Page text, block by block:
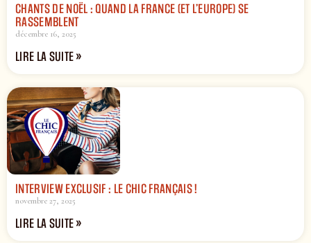
CHANTS DE NOËL : QUAND LA FRANCE (ET L’EUROPE) SE
RASSEMBLENT
décembre 16, 2025
LIRE LA SUITE »
INTERVIEW EXCLUSIF : LE CHIC FRANÇAIS !
novembre 27, 2025
LIRE LA SUITE »